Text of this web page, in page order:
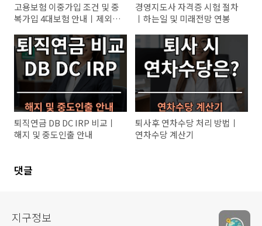
고용보험 이중가입 조건 및 중
복가입 4대보험 안내ㅣ제외
경영지도사 자격증 시험 절차
ㅣ하는일 및 미래전망 연봉
퇴직연금 DB DC IRP 비교ㅣ
해지 및 중도인출 안내
퇴사후 연차수당 처리 방법ㅣ
연차수당 계산기
댓글
지구정보